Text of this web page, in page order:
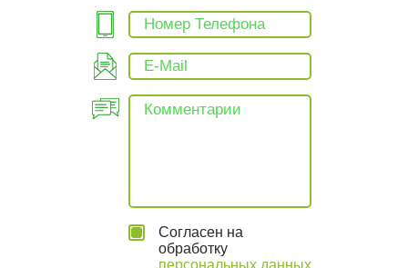
Согласен на
обработку
персональных данных